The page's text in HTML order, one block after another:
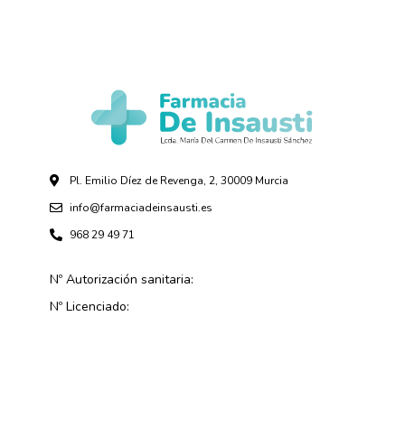
Pl. Emilio Díez de Revenga, 2, 30009 Murcia
info@farmaciadeinsausti.es
968 29 49 71
Nº Autorización sanitaria:
Nº Licenciado: